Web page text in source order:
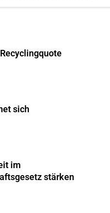
sich
im
stärken